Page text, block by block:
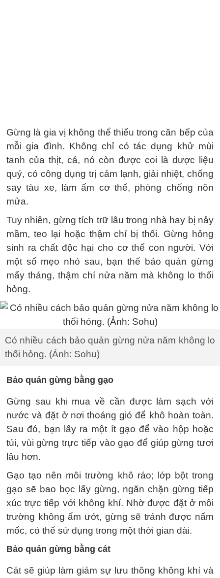
Gừng là gia vị không thể thiếu trong căn bếp của
mỗi gia đình. Không chỉ có tác dụng khử mùi
tanh của thịt, cá, nó còn được coi là dược liệu
quý, có công dụng trị cảm lạnh, giải nhiệt, chống
say tàu xe, làm ấm cơ thể, phòng chống nôn
mửa.
Tuy nhiên, gừng tích trữ lâu trong nhà hay bị nảy
mầm, teo lại hoặc thậm chí bị thối. Gừng hỏng
sinh ra chất độc hại cho cơ thể con người. Với
một số mẹo nhỏ sau, bạn thể bảo quản gừng
mấy tháng, thậm chí nửa năm mà không lo thối
hỏng.
Có nhiều cách bảo quản gừng nửa năm không lo
thối hỏng. (Ảnh: Sohu)
Bảo quản gừng bằng gạo
Gừng sau khi mua về cần được làm sạch với
nước và đặt ở nơi thoáng gió để khô hoàn toàn.
Sau đó, bạn lấy ra một ít gạo để vào hộp hoặc
túi, vùi gừng trực tiếp vào gạo để giúp gừng tươi
lâu hơn.
Gạo tạo nên môi trường khô ráo; lớp bột trong
gạo sẽ bao bọc lấy gừng, ngăn chặn gừng tiếp
xúc trực tiếp với không khí. Nhờ được đặt ở môi
trường không ẩm ướt, gừng sẽ tránh được nấm
mốc, có thể sử dụng trong một thời gian dài.
Bảo quản gừng bằng cát
Cát sẽ giúp làm giảm sự lưu thông không khí và